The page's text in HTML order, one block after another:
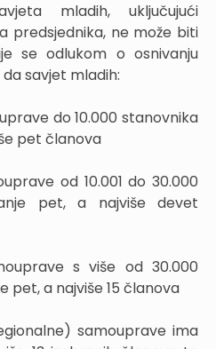
mladih, uključujući
predsjednika, ne može biti
se odlukom o osnivanju
savjet mladih:
do 10.000 stanovnika
pet članova
od 10.001 do 30.000
pet, a najviše devet
s više od 30.000
pet, a najviše 15 članova
samouprave ima